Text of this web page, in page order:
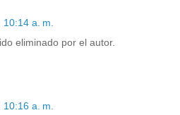
10:14 a. m.
eliminado por el autor.
10:16 a. m.